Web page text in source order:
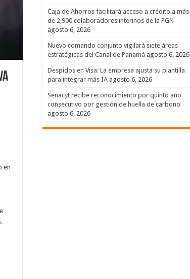
en
Caja de Ahorros facilitará acceso a crédito a más
de 2,900 colaboradores interinos de la PGN
agosto 6, 2026
Nuevo comando conjunto vigilará siete áreas
estratégicas del Canal de Panamá agosto 6, 2026
Despidos en Visa: La empresa ajusta su plantilla
para integrar más IA agosto 6, 2026
Senacyt recibe reconocimiento por quinto año
consecutivo por gestión de huella de carbono
agosto 6, 2026